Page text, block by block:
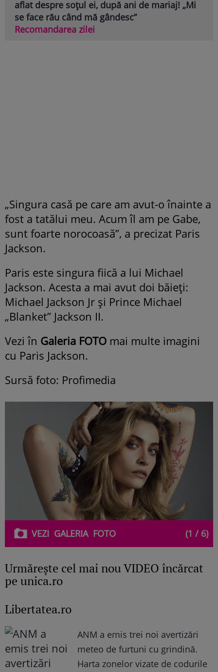
aflat despre soțul ei, după ani de mariaj! „Mi
se face rău când mă gândesc”
Recomandarea zilei
„Singura casă pe care am avut-o înainte a
fost a tatălui meu. Acum îl am pe Gabe,
sunt foarte norocoasă”, a precizat Paris
Jackson.
Paris este singura fiică a lui Michael
Jackson. Acesta a mai avut doi băieți:
Michael Jackson Jr și Prince Michael
„Blanket” Jackson II.
Vezi în Galeria FOTO mai multe imagini
cu Paris Jackson.
Sursă foto: Profimedia
VEZI GALERIAFOTO (1 / 6)
Urmăreşte cel mai nou VIDEO încărcat
pe unica.ro
Libertatea.ro
ANM a emis trei noi avertizări
meteo de furtuni cu grindină.
Harta zonelor vizate de codurile